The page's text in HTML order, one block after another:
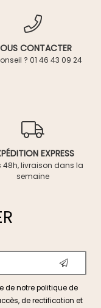
CONTACTER
? 01 46 43 09 24
EXPRESS
48h, livraison dans la
semaine
de notrepolitique de
de rectification et